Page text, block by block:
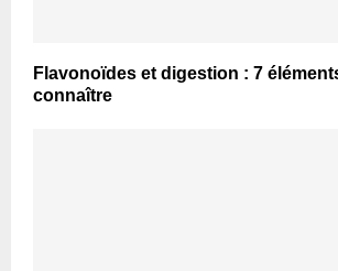
Flavonoïdes et digestion : 7
connaître